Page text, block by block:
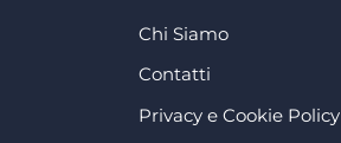
Chi Siamo
Contatti
Privacy e Cookie Policy